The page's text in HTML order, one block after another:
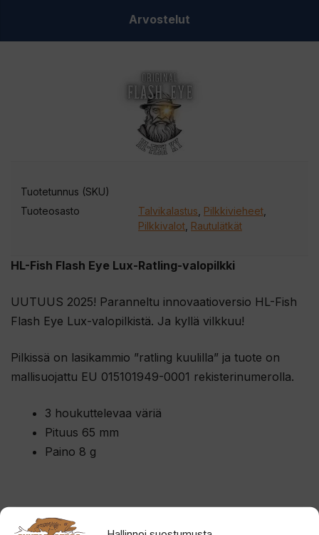
Arvostelut
HL-Fish Flash Eye Lux-Ratling-valopilkki
UUTUUS 2025! Paranneltu innovaatioversio HL-Fish
Flash Eye Lux-valopilkistä. Ja kyllä vilkkuu!
Pilkissä on lasikammio ”ratling kuulilla” ja tuote on
mallisuojattu EU 015101949-0001 rekisterinumerolla.
3 houkuttelevaa väriä
Pituus 65 mm
Paino 8 g
Tuotetunnus (SKU)
Tuoteosasto
Talvikalastus, Pilkkivieheet,
Pilkkivalot, Rautulätkät